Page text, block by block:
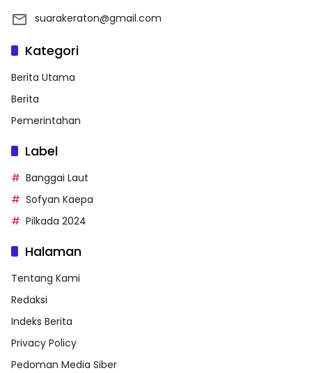
suarakeraton@gmail.com
Kategori
Berita Utama
Berita
Pemerintahan
Label
Banggai Laut
Sofyan Kaepa
Pilkada 2024
Halaman
Tentang Kami
Redaksi
Indeks Berita
Privacy Policy
Pedoman Media Siber